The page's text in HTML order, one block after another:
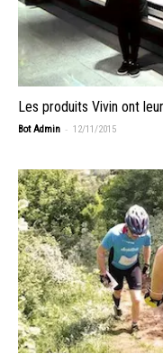
Les produits Vivin ont
Bot Admin - 12/11/2015